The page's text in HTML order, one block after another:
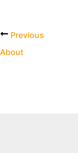
Previous
About